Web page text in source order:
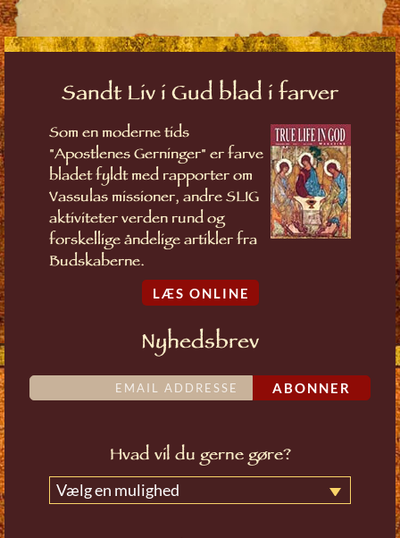
Sandt Liv i Gud blad i farver
Som en moderne tids
"Apostlenes Gerninger" er farve
bladet fyldt med rapporter om
Vassulas missioner, andre SLIG
aktiviteter verden rund og
forskellige åndelige artikler fra
Budskaberne.
LÆS ONLINE
Nyhedsbrev
ABONNER
Hvad vil du gerne gøre?
Vælg en mulighed